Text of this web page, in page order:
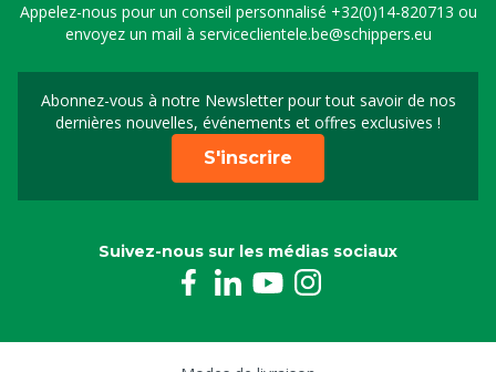
Appelez-nous pour un conseil personnalisé +32(0)14-820713 ou
envoyez un mail à serviceclientele.be@schippers.eu
Abonnez-vous à notre Newsletter pour tout savoir de nos
dernières nouvelles, événements et offres exclusives !
Inscrivez-vous à notre
S'inscrire
Suivez-nous sur les médias sociaux